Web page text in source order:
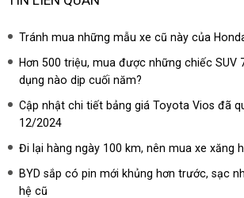
Tránh mua những mẫu xe cũ này của
Hơn 500 triệu, mua được những chiếc SUV
dụng nào dịp cuối năm?
Cập nhật chi tiết bảng giá Toyota Vios đã
12/2024
Đi lại hàng ngày 100 km, nên mua xe xăng
BYD sắp có pin mới khủng hơn trước, sạc
hệ cũ